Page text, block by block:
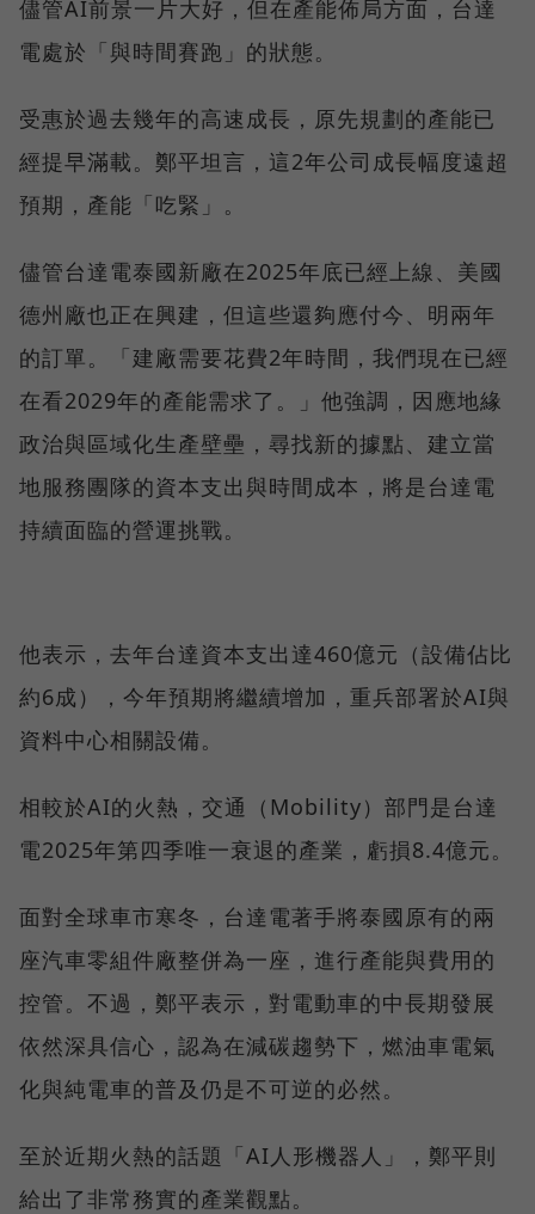
儘管AI前景一片大好，但在產能佈局方面，台達
電處於「與時間賽跑」的狀態。
受惠於過去幾年的高速成長，原先規劃的產能已
經提早滿載。鄭平坦言，這2年公司成長幅度遠超
預期，產能「吃緊」。
儘管台達電泰國新廠在2025年底已經上線、美國
德州廠也正在興建，但這些還夠應付今、明兩年
的訂單。「建廠需要花費2年時間，我們現在已經
在看2029年的產能需求了。」他強調，因應地緣
政治與區域化生產壁壘，尋找新的據點、建立當
地服務團隊的資本支出與時間成本，將是台達電
持續面臨的營運挑戰。
他表示，去年台達資本支出達460億元（設備佔比
約6成），今年預期將繼續增加，重兵部署於AI與
資料中心相關設備。
相較於AI的火熱，交通（Mobility）部門是台達
電2025年第四季唯一衰退的產業，虧損8.4億元。
面對全球車市寒冬，台達電著手將泰國原有的兩
座汽車零組件廠整併為一座，進行產能與費用的
控管。不過，鄭平表示，對電動車的中長期發展
依然深具信心，認為在減碳趨勢下，燃油車電氣
化與純電車的普及仍是不可逆的必然。
至於近期火熱的話題「AI人形機器人」，鄭平則
給出了非常務實的產業觀點。